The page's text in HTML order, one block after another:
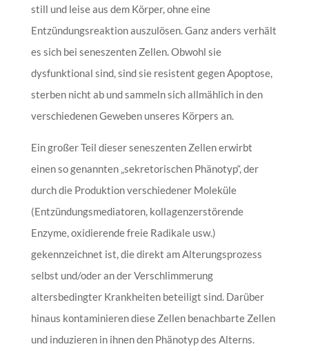
still und leise aus dem Körper, ohne eine
Entzündungsreaktion auszulösen. Ganz anders verhält
es sich bei seneszenten Zellen. Obwohl sie
dysfunktional sind, sind sie resistent gegen Apoptose,
sterben nicht ab und sammeln sich allmählich in den
verschiedenen Geweben unseres Körpers an.
Ein großer Teil dieser seneszenten Zellen erwirbt
einen so genannten „sekretorischen Phänotyp“, der
durch die Produktion verschiedener Moleküle
(Entzündungsmediatoren, kollagenzerstörende
Enzyme, oxidierende freie Radikale usw.)
gekennzeichnet ist, die direkt am Alterungsprozess
selbst und/oder an der Verschlimmerung
altersbedingter Krankheiten beteiligt sind. Darüber
hinaus kontaminieren diese Zellen benachbarte Zellen
und induzieren in ihnen den Phänotyp des Alterns.